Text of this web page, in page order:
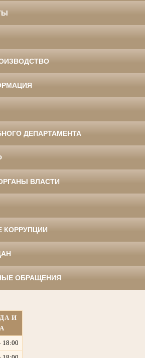
ДЕПАРТАМЕНТА
ВЛАСТИ
КОРРУПЦИИ
ОБРАЩЕНИЯ
И
18:00